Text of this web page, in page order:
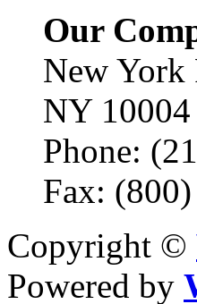
Our
New York
NY 10004
Phone:
Fax:
Copyright ©
Powered by